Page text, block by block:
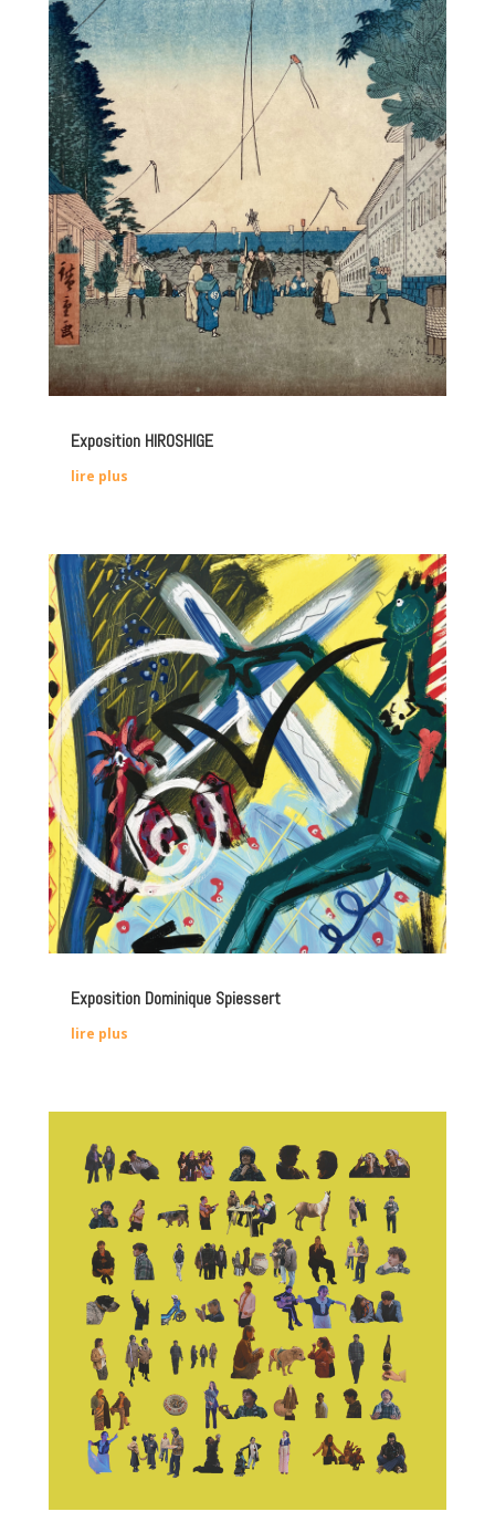
Exposition HIROSHIGE
lire plus
Exposition Dominique Spiessert
lire plus